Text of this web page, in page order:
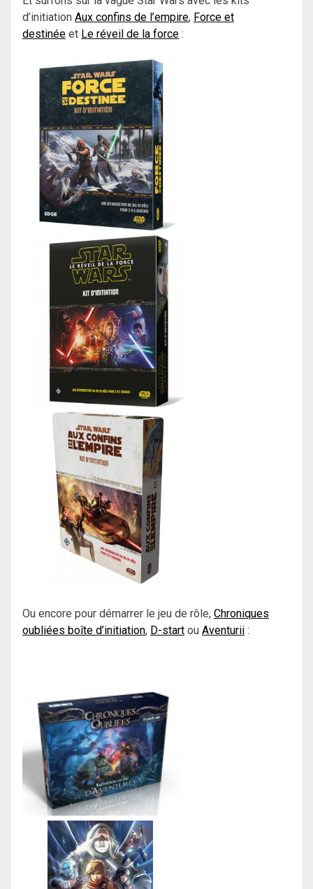
d’initiation Aux confins de l’empire, Force et
destinée et Le réveil de la force :
Ou encore pour démarrer le jeu de rôle, Chroniques
oubliées boîte d’initiation, D-start ou Aventurii :